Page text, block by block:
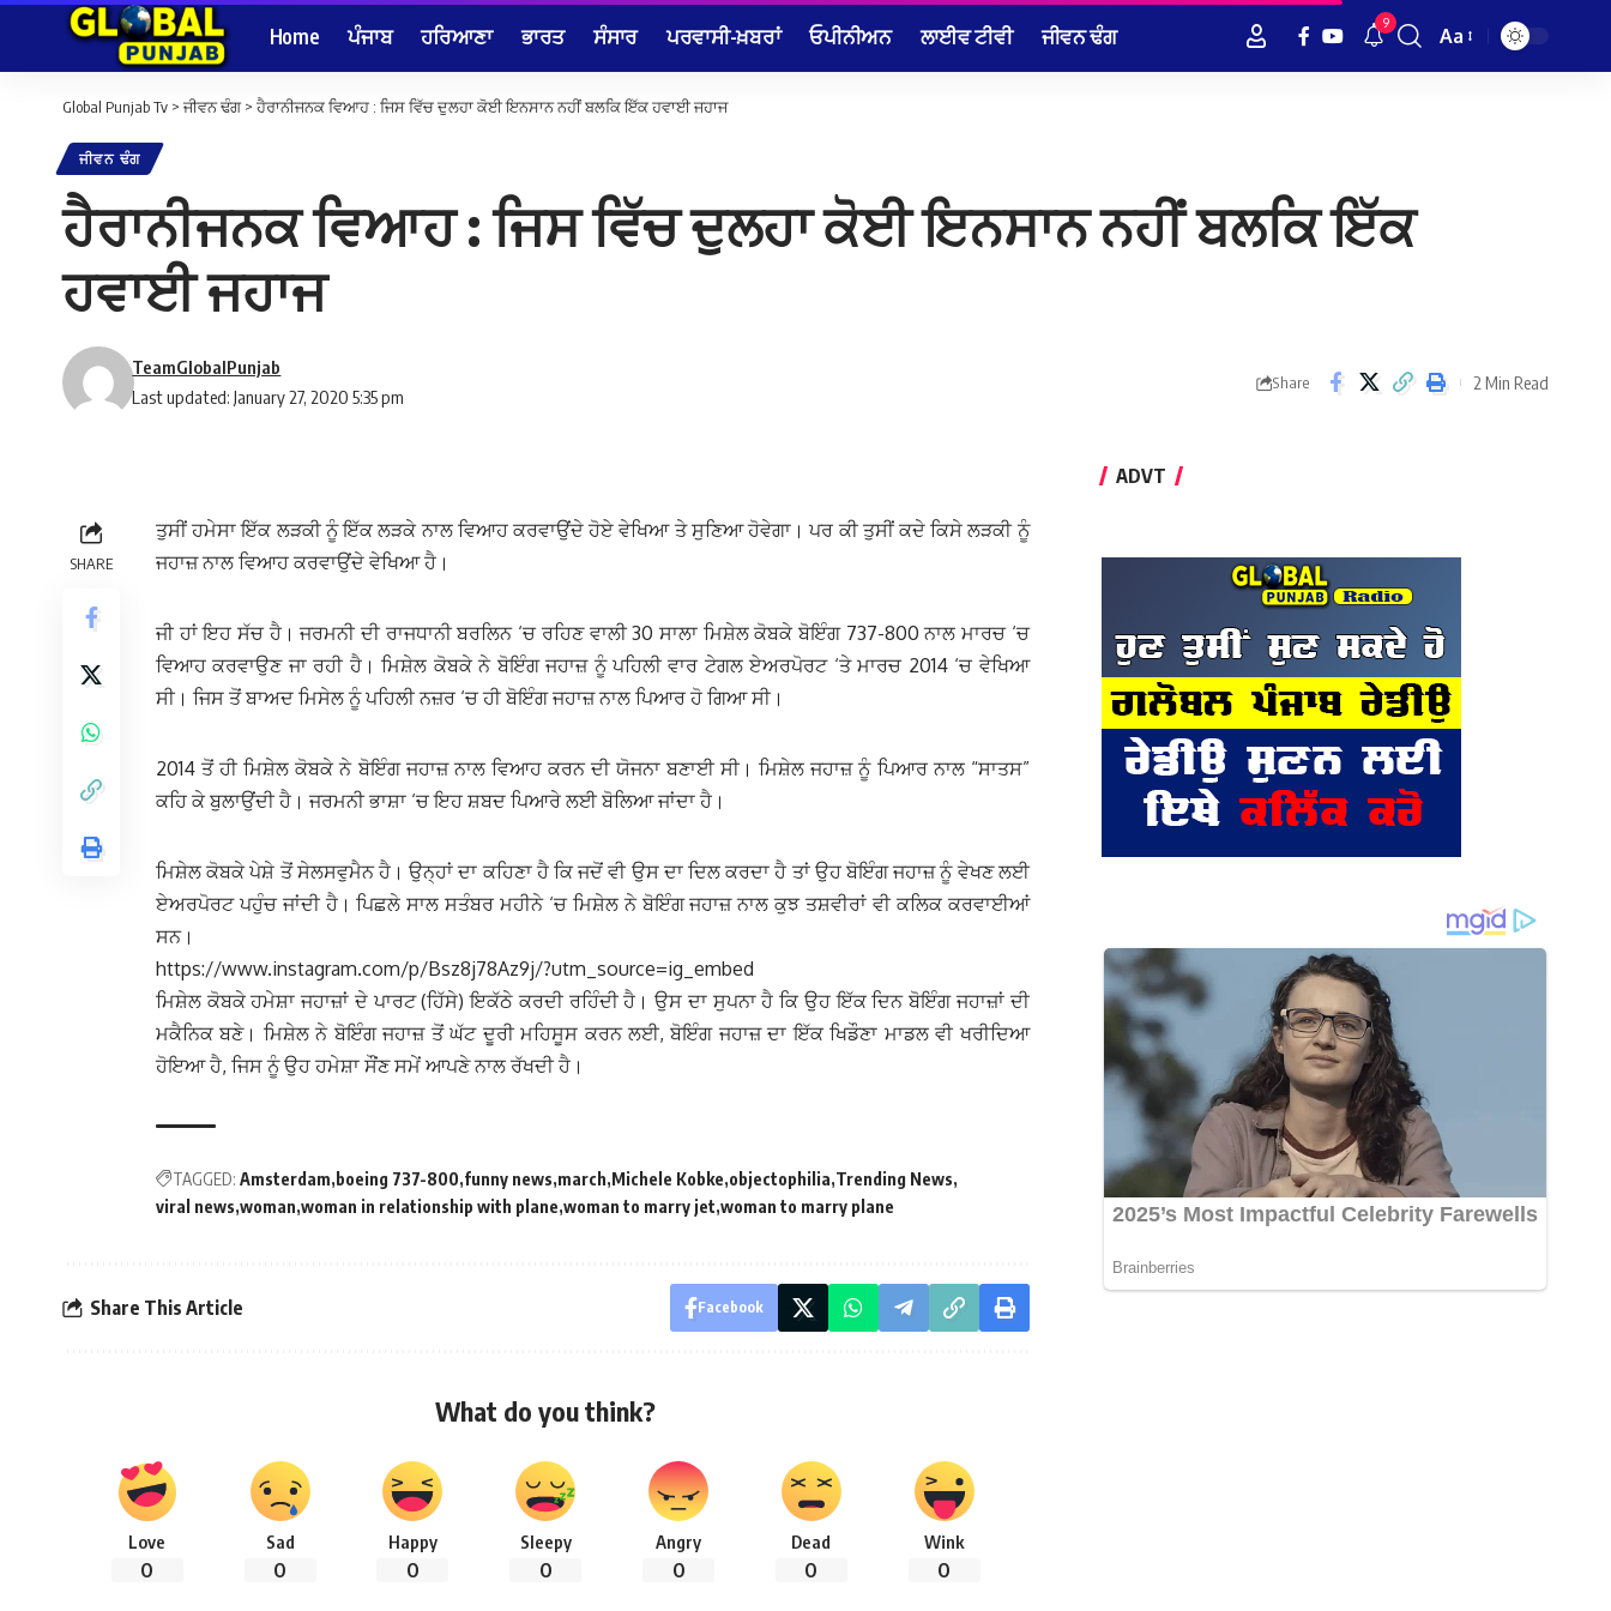
Home ਪੰਜਾਬ ਹਰਿਆਣਾ ਭਾਰਤ ਸੰਸਾਰ ਪਰਵਾਸੀ-ਖ਼ਬਰਾਂ ਓਪੀਨੀਅਨ ਲਾਈਵ ਟੀਵੀ ਜੀਵਨ ਢੰਗ 9
Font
Aa
Global Punjab Tv > ਜੀਵਨ ਢੰਗ> ਹੈਰਾਨੀਜਨਕ ਵਿਆਹ : ਜਿਸ ਵਿੱਚ ਦੁਲਹਾ ਕੋਈ ਇਨਸਾਨ ਨਹੀਂ ਬਲਕਿ ਇੱਕ ਹਵਾਈ ਜਹਾਜ
ਜੀਵਨ ਢੰਗ
ਹੈਰਾਨੀਜਨਕ ਵਿਆਹ : ਜਿਸ ਵਿੱਚ ਦੁਲਹਾ ਕੋਈ ਇਨਸਾਨ ਨਹੀਂ ਬਲਕਿ ਇੱਕ
ਹਵਾਈ ਜਹਾਜ
Last updated: January 27, 2020 5:35 pm
TeamGlobalPunjab
Share 2 Min Read
SHARE
ਤੁਸੀਂ ਹਮੇਸਾ ਇੱਕ ਲੜਕੀ ਨੂੰ ਇੱਕ ਲੜਕੇ ਨਾਲ ਵਿਆਹ ਕਰਵਾਉਂਦੇ ਹੋਏ ਵੇਖਿਆ ਤੇ ਸੁਣਿਆ ਹੋਵੇਗਾ। ਪਰ ਕੀ ਤੁਸੀਂ ਕਦੇ ਕਿਸੇ ਲੜਕੀ ਨੂੰ
ਜਹਾਜ਼ ਨਾਲ ਵਿਆਹ ਕਰਵਾਉਂਦੇ ਵੇਖਿਆ ਹੈ।
ਜੀ ਹਾਂ ਇਹ ਸੱਚ ਹੈ। ਜਰਮਨੀ ਦੀ ਰਾਜਧਾਨੀ ਬਰਲਿਨ ‘ਚ ਰਹਿਣ ਵਾਲੀ 30 ਸਾਲਾ ਮਿਸ਼ੇਲ ਕੋਬਕੇ ਬੋਇੰਗ 737-800 ਨਾਲ ਮਾਰਚ ‘ਚ
ਵਿਆਹ ਕਰਵਾਉਣ ਜਾ ਰਹੀ ਹੈ। ਮਿਸ਼ੇਲ ਕੋਬਕੇ ਨੇ ਬੋਇੰਗ ਜਹਾਜ਼ ਨੂੰ ਪਹਿਲੀ ਵਾਰ ਟੇਗਲ ਏਅਰਪੋਰਟ ‘ਤੇ ਮਾਰਚ 2014 ‘ਚ ਵੇਖਿਆ
ਸੀ। ਜਿਸ ਤੋਂ ਬਾਅਦ ਮਿਸੇਲ ਨੂੰ ਪਹਿਲੀ ਨਜ਼ਰ ‘ਚ ਹੀ ਬੋਇੰਗ ਜਹਾਜ਼ ਨਾਲ ਪਿਆਰ ਹੋ ਗਿਆ ਸੀ।
2014 ਤੋਂ ਹੀ ਮਿਸ਼ੇਲ ਕੋਬਕੇ ਨੇ ਬੋਇੰਗ ਜਹਾਜ਼ ਨਾਲ ਵਿਆਹ ਕਰਨ ਦੀ ਯੋਜਨਾ ਬਣਾਈ ਸੀ। ਮਿਸ਼ੇਲ ਜਹਾਜ਼ ਨੂੰ ਪਿਆਰ ਨਾਲ “ਸਾਤਸ”
ਕਹਿ ਕੇ ਬੁਲਾਉਂਦੀ ਹੈ। ਜਰਮਨੀ ਭਾਸ਼ਾ ‘ਚ ਇਹ ਸ਼ਬਦ ਪਿਆਰੇ ਲਈ ਬੋਲਿਆ ਜਾਂਦਾ ਹੈ।
ਮਿਸ਼ੇਲ ਕੋਬਕੇ ਪੇਸ਼ੇ ਤੋਂ ਸੇਲਸਵੁਮੈਨ ਹੈ। ਉਨ੍ਹਾਂ ਦਾ ਕਹਿਣਾ ਹੈ ਕਿ ਜਦੋਂ ਵੀ ਉਸ ਦਾ ਦਿਲ ਕਰਦਾ ਹੈ ਤਾਂ ਉਹ ਬੋਇੰਗ ਜਹਾਜ਼ ਨੂੰ ਵੇਖਣ ਲਈ
ਏਅਰਪੋਰਟ ਪਹੁੰਚ ਜਾਂਦੀ ਹੈ। ਪਿਛਲੇ ਸਾਲ ਸਤੰਬਰ ਮਹੀਨੇ ‘ਚ ਮਿਸ਼ੇਲ ਨੇ ਬੋਇੰਗ ਜਹਾਜ਼ ਨਾਲ ਕੁਝ ਤਸ਼ਵੀਰਾਂ ਵੀ ਕਲਿਕ ਕਰਵਾਈਆਂ
ਸਨ।
https://www.instagram.com/p/Bsz8j78Az9j/?utm_source=ig_embed
ਮਿਸ਼ੇਲ ਕੋਬਕੇ ਹਮੇਸ਼ਾ ਜਹਾਜ਼ਾਂ ਦੇ ਪਾਰਟ (ਹਿੱਸੇ) ਇਕੱਠੇ ਕਰਦੀ ਰਹਿੰਦੀ ਹੈ। ਉਸ ਦਾ ਸੁਪਨਾ ਹੈ ਕਿ ਉਹ ਇੱਕ ਦਿਨ ਬੋਇੰਗ ਜਹਾਜ਼ਾਂ ਦੀ
ਮਕੈਨਿਕ ਬਣੇ। ਮਿਸ਼ੇਲ ਨੇ ਬੋਇੰਗ ਜਹਾਜ਼ ਤੋਂ ਘੱਟ ਦੂਰੀ ਮਹਿਸੂਸ ਕਰਨ ਲਈ, ਬੋਇੰਗ ਜਹਾਜ਼ ਦਾ ਇੱਕ ਖਿਡੌਣਾ ਮਾਡਲ ਵੀ ਖਰੀਦਿਆ
ਹੋਇਆ ਹੈ, ਜਿਸ ਨੂੰ ਉਹ ਹਮੇਸ਼ਾ ਸੌਂਣ ਸਮੇਂ ਆਪਣੇ ਨਾਲ ਰੱਖਦੀ ਹੈ।
TAGGED: Amsterdam boeing 737-800 funny news march Michele Kobke objectophilia Trending News
viral news woman woman in relationship with plane woman to marry jet woman to marry plane
Share This Article Facebook
What do you think?
Love
0
Sad
0
Happy
0
Sleepy
0
Angry
0
Dead
0
Wink
0
ADVT